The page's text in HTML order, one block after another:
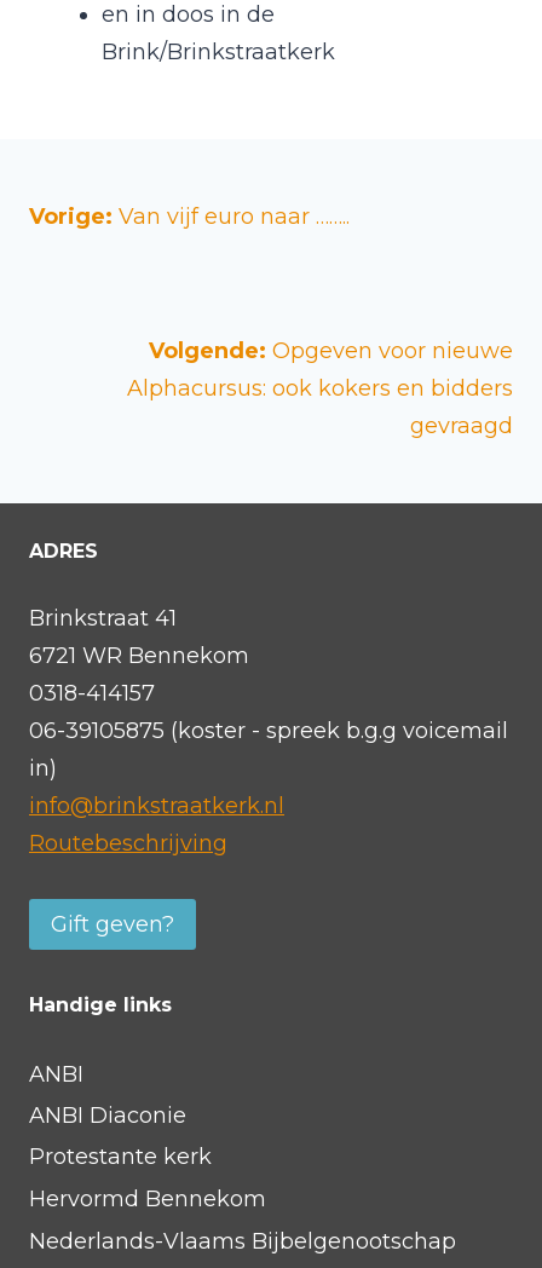
en in doos in de
Brink/Brinkstraatkerk
Vorige: Van vijf euro naar ……..
Volgende: Opgeven voor nieuwe
Alphacursus: ook kokers en bidders
gevraagd
ADRES
Brinkstraat 41
6721 WR Bennekom
0318-414157
06-39105875 (koster - spreek b.g.g voicemail
in)
info@brinkstraatkerk.nl
Routebeschrijving
Gift geven?
Handige links
ANBI
ANBI Diaconie
Protestante kerk
Hervormd Bennekom
Nederlands-Vlaams Bijbelgenootschap